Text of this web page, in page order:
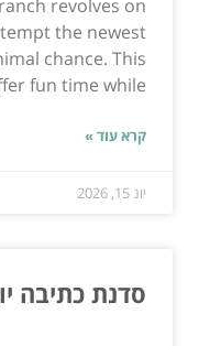
revolves on
the newest
chance. This
fun time while...
קרא עוד »
יונ 15, 2026
סדנת כתיבה